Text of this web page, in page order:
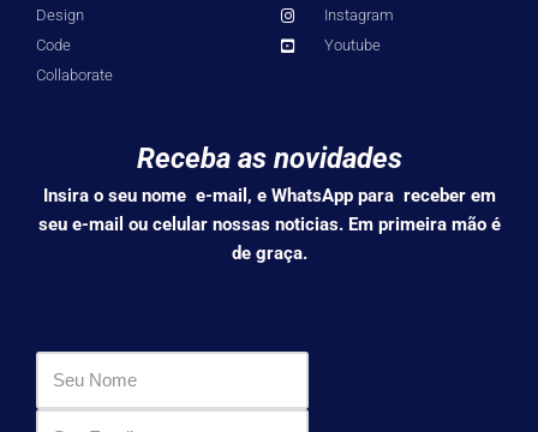
Design
Code
Collaborate
Instagram
Youtube
Receba as novidades
Insira o seu nome e-mail, e WhatsApp para receber em
seu e-mail ou celular nossas noticias. Em primeira mão é
de graça.